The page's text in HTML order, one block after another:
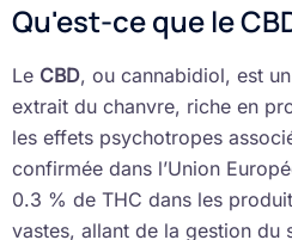
Qu'est-ce que le
Le CBD, ou cannabidiol, est
extrait du chanvre, riche en
les effets psychotropes
confirmée dans l’Union
0.3 % de THC dans les
vastes, allant de la gestion du